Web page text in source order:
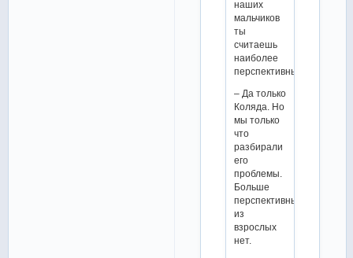
наших
мальчиков
ты
считаешь
наиболее
перспективным?
– Да только
Коляда. Но
мы только
что
разбирали
его
проблемы.
Больше
перспективных
из
взрослых
нет.